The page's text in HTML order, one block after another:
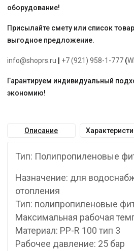
оборудование!
Присылайте смету или список
выгодное предложение.
info@shoprs.ru +7 (921) 958-1-777 (
Гарантируем индивидуальный
экономию!
Описание
Тип: Полипропиленовые
Назначение: для
отопления
Тип: полипропиленовые
Максимальная рабочая
Материал: PP-R 100 тип 3
Рабочее давление: 25 бар